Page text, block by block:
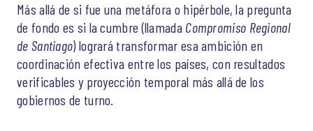
Más allá de si fue una metáfora o hipérbole, la pregunta
de fondo es si la cumbre (llamada Compromiso Regional
de Santiago) logrará transformar esa ambición en
coordinación efectiva entre los países, con resultados
verificables y proyección temporal más allá de los
gobiernos de turno.